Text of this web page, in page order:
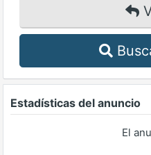
Estadísticas del anuncio
El